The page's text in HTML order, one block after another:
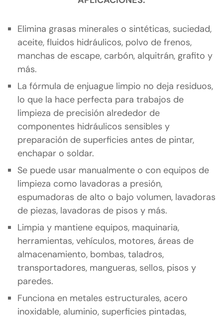
Elimina grasas minerales o sintéticas, suciedad,
aceite, fluidos hidráulicos, polvo de frenos,
manchas de escape, carbón, alquitrán, grafito y
más.
La fórmula de enjuague limpio no deja residuos,
lo que la hace perfecta para trabajos de
limpieza de precisión alrededor de
componentes hidráulicos sensibles y
preparación de superficies antes de pintar,
enchapar o soldar.
Se puede usar manualmente o con equipos de
limpieza como lavadoras a presión,
espumadoras de alto o bajo volumen, lavadoras
de piezas, lavadoras de pisos y más.
Limpia y mantiene equipos, maquinaria,
herramientas, vehículos, motores, áreas de
almacenamiento, bombas, taladros,
transportadores, mangueras, sellos, pisos y
paredes.
Funciona en metales estructurales, acero
inoxidable, aluminio, superficies pintadas,